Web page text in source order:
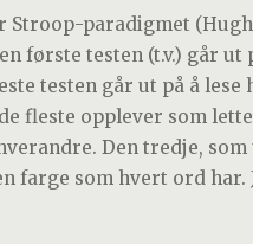
Stroop-paradigmet
første testen (t.v.) går ut
testen går ut på å
fleste opplever som
Den tredje,
farge som hvert ord